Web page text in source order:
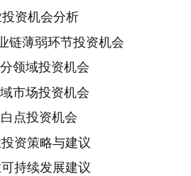
资机会分析
链薄弱环节投资机会
领域投资机会
市场投资机会
点投资机会
资策略与建议
持续发展建议